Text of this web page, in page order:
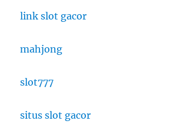
link slot gacor
mahjong
slot777
situs slot gacor